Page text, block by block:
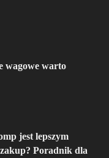
wagowe warto
jest lepszym
Poradnik dla